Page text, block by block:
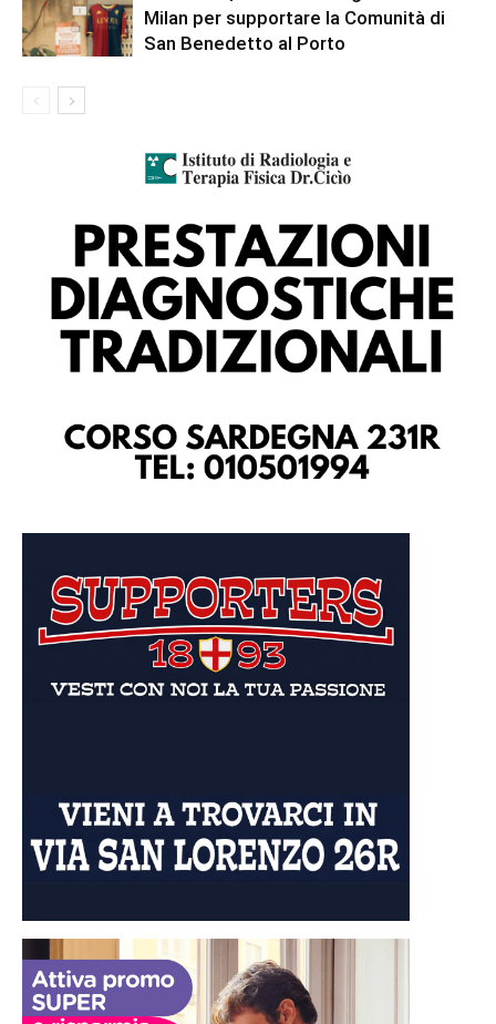
Milan per supportare la Comunità di
San Benedetto al Porto